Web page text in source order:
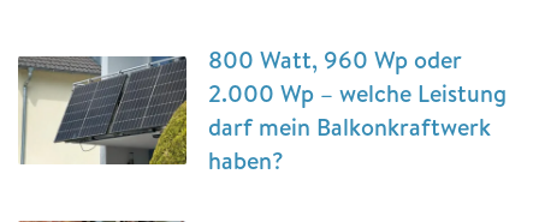
800 Watt, 960 Wp oder
2.000 Wp – welche Leistung
darf mein Balkonkraftwerk
haben?